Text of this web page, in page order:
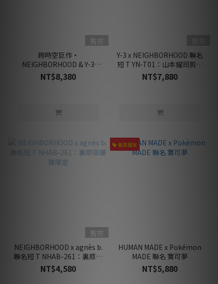
售完
跨時空巨作・
NEIGHBORHOOD & Y-3
Graphic Tee・IR6284・雙強
視覺震撼
NT$8,380
Y-3 x NEIGHBORHOOD 聯名
短 T YN-T01：山本耀司剪裁
美學
NT$7,880
售完
NEIGHBORHOOD x agnès b.
聯名短 T NHAB-261：裏原宿
優雅限定
NT$4,580
會員獨享
HUMAN MADE x Pokémon
MADE 聯名 寶可夢
NT$5,880